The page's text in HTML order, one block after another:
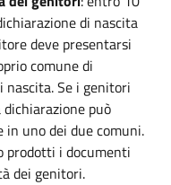
di nascita
deve presentarsi
comune di
nascita. Se i genitori
può
uno dei due comuni.
prodotti i documenti
dei genitori.